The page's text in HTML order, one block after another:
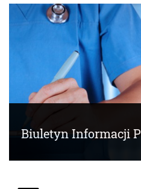
Informacje
Biuletyn Informacji